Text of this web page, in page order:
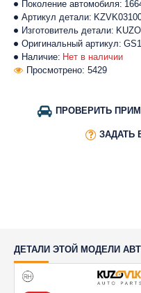
Наличие: Нет в наличии
Поколение автомобиля:
Артикул детали:
Изготовитель детали:
Оригинальный артикул:
Просмотрено: 5429
ПРОВЕРИТЬ
ЗАДАТЬ
ДЕТАЛИ ЭТОЙ МОДЕЛИ